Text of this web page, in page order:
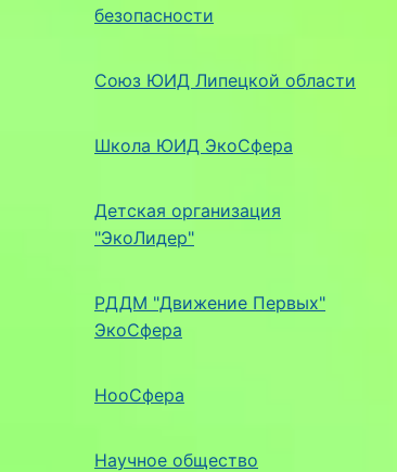
безопасности
Союз ЮИД Липецкой области
Школа ЮИД ЭкоСфера
Детская организация
"ЭкоЛидер"
РДДМ "Движение Первых"
ЭкоСфера
НооСфера
Научное общество